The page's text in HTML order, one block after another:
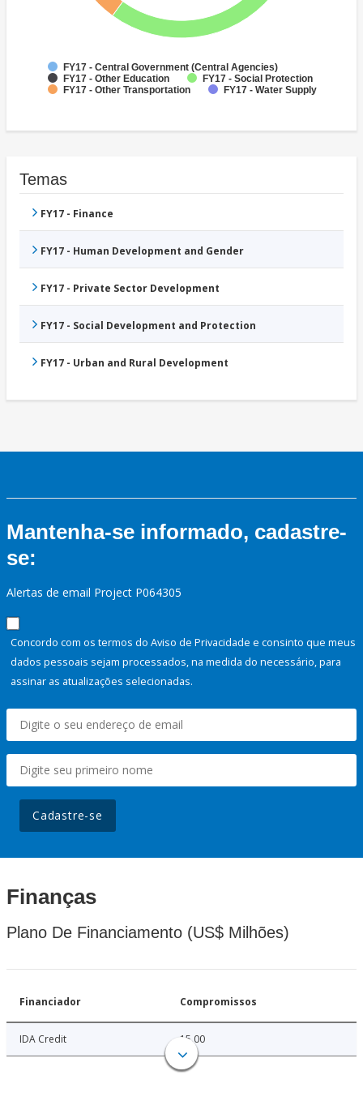
FY17 - Central Government (Central Agencies)
FY17 - Other Education
FY17 - Social Protection
FY17 - Other Transportation
FY17 - Water Supply
Temas
FY17 - Finance
FY17 - Human Development and Gender
FY17 - Private Sector Development
FY17 - Social Development and Protection
FY17 - Urban and Rural Development
Mantenha-se informado, cadastre-
se:
Alertas de email Project P064305
Concordo com os termos do Aviso de Privacidade e consinto que meus
dados pessoais sejam processados, na medida do necessário, para
assinar as atualizações selecionadas.
Cadastre-se
Finanças
Plano De Financiamento (US$ Milhões)
Financiador Compromissos
IDA Credit 15.00